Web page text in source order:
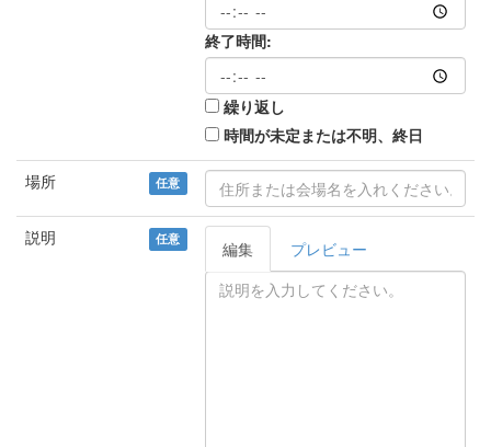
終了時間:
繰り返し
時間が未定または不明、終日
場所 任意
説明 任意 編集 プレビュー